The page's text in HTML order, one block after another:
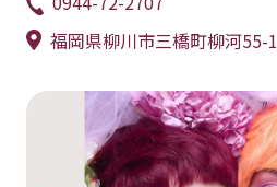
福岡県柳川市三橋町柳河55-1